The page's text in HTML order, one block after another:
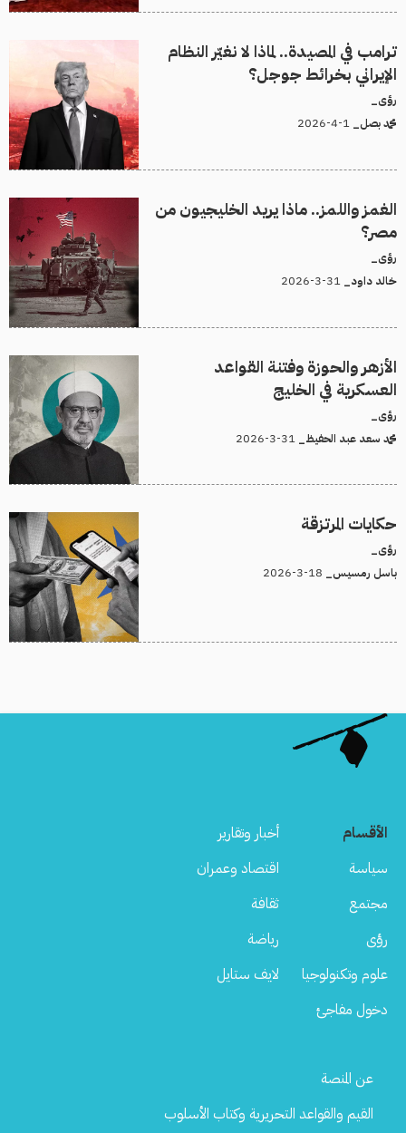
ترامب في المصيدة.. لماذا لا نغيّر النظام
الإيراني بخرائط جوجل؟
رؤى_
محمد بصل_
الغمز واللمز.. ماذا يريد الخليجيون من
مصر؟
رؤى_
خالد داود_
الأزهر والحوزة وفتنة القواعد
العسكرية في الخليج
رؤى_
محمد سعد عبد الحفيظ_
حكايات المرتزقة
رؤى_
باسل رمسيس_
الأقسام
أخبار وتقارير
سياسة
اقتصاد وعمران
مجتمع
ثقافة
رؤى
رياضة
علوم وتكنولوجيا
لايف ستايل
دخول مفاجئ
Footer
عن المنصة
القيم والقواعد التحريرية وكتاب الأسلوب